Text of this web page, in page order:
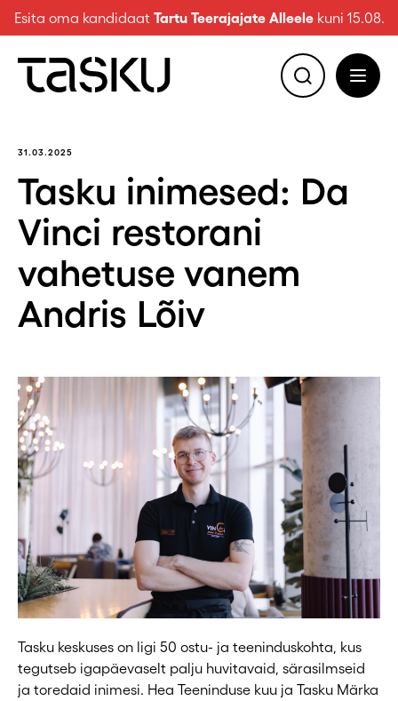
Esita oma kandidaat Tartu Teerajajate Alleelekuni 15.08.
31.03.2025
Tasku inimesed: Da
Vinci restorani
vahetuse vanem
Andris Lõiv
Tasku keskuses on ligi 50 ostu- ja teeninduskohta, kus
tegutseb igapäevaselt palju huvitavaid, särasilmseid
ja toredaid inimesi. Hea Teeninduse kuu ja Tasku Märka